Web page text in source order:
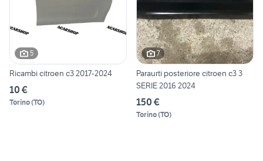
5
Ricambi citroen c3 2017-2024
10 €
Torino(TO)
7
Paraurti posteriore citroen c3 3
SERIE 2016 2024
150 €
Torino(TO)